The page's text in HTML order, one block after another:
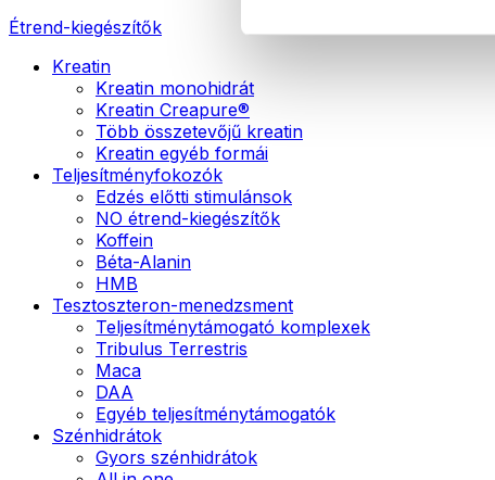
Étrend-kiegészítők
Kreatin
Kreatin monohidrát
Kreatin Creapure®
Több összetevőjű kreatin
Kreatin egyéb formái
Teljesítményfokozók
Edzés előtti stimulánsok
NO étrend-kiegészítők
Koffein
Béta-Alanin
HMB
Tesztoszteron-menedzsment
Teljesítménytámogató komplexek
Tribulus Terrestris
Maca
DAA
Egyéb teljesítménytámogatók
Szénhidrátok
Gyors szénhidrátok